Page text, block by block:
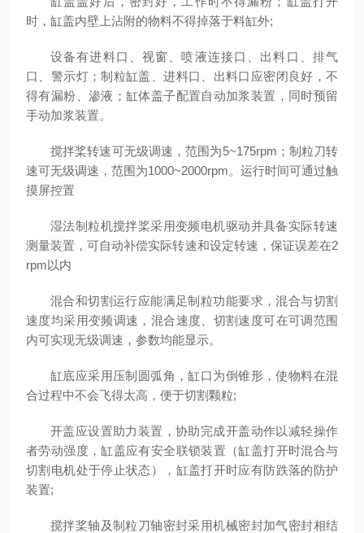
时，缸盖内壁上沾附的物料不得掉落于料缸外;
设备有进料口、视窗、喷液连接口、出料口、排气
口、警示灯；制粒缸盖、进料口、出料口应密闭良好，不
得有漏粉、渗液；缸体盖子配置自动加浆装置，同时预留
手动加浆装置。
搅拌桨转速可无级调速，范围为5~175rpm；制粒刀转
速可无级调速，范围为1000~2000rpm。运行时间可通过触
摸屏控置
湿法制粒机搅拌桨采用变频电机驱动并具备实际转速
测量装置，可自动补偿实际转速和设定转速，保证误差在2
rpm以内
混合和切割运行应能满足制粒功能要求，混合与切割
速度均采用变频调速，混合速度、切割速度可在可调范围
内可实现无级调速，参数均能显示。
缸底应采用压制圆弧角，缸口为倒锥形，使物料在混
合过程中不会飞得太高，便于切割颗粒;
开盖应设置助力装置，协助完成开盖动作以减轻操作
者劳动强度，缸盖应有安全联锁装置（缸盖打开时混合与
切割电机处于停止状态），缸盖打开时应有防跌落的防护
装置;
搅拌桨轴及制粒刀轴密封采用机械密封加气密封相结